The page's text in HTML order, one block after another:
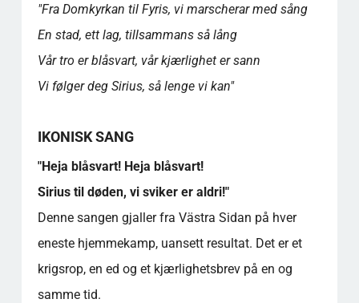
"Fra Domkyrkan til Fyris, vi marscherar med sång
En stad, ett lag, tillsammans så lång
Vår tro er blåsvart, vår kjærlighet er sann
Vi følger deg Sirius, så lenge vi kan"
IKONISK SANG
"Heja blåsvart! Heja blåsvart!
Sirius til døden, vi sviker er aldri!"
Denne sangen gjaller fra Västra Sidan på hver
eneste hjemmekamp, uansett resultat. Det er et
krigsrop, en ed og et kjærlighetsbrev på en og
samme tid.